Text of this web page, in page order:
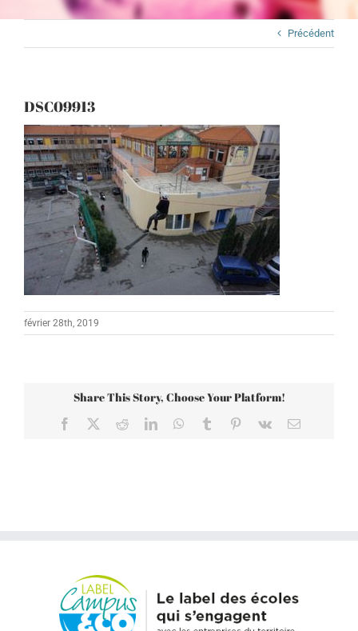
Précédent
DSC09913
février 28th, 2019
Share This Story, Choose Your Platform!
Facebook RedditLinkedInWhatsApp
Tumblr Pinterest
Vk Email